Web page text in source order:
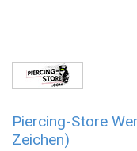
Piercing-Store
Zeichen)